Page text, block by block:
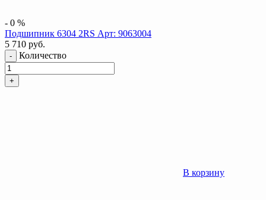
- 0 %
Подшипник 6304 2RS Арт: 9063004
5 710 руб.
- Количество
+
В корзину